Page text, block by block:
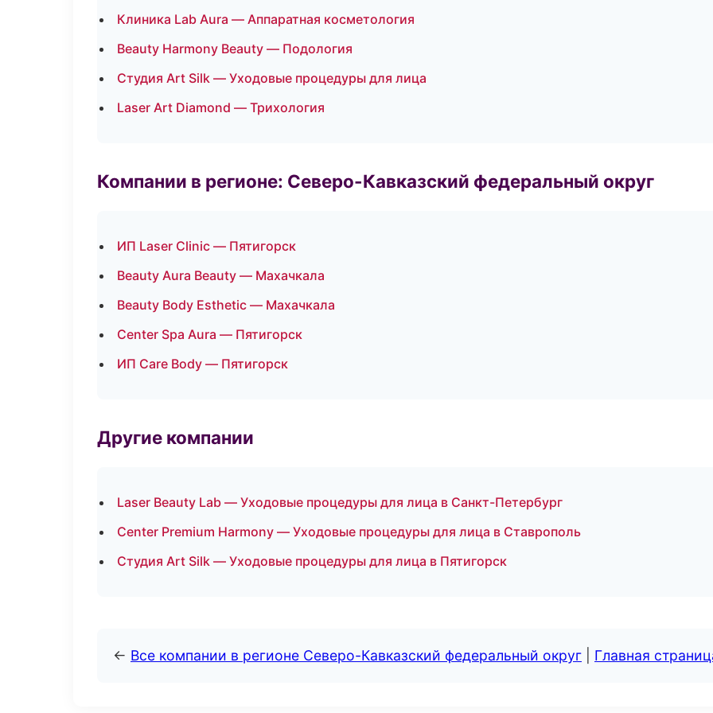
Клиника Lab Aura — Аппаратная косметология
Beauty Harmony Beauty — Подология
Студия Art Silk — Уходовые процедуры для лица
Laser Art Diamond — Трихология
Компании в регионе: Северо-Кавказский федеральный округ
ИП Laser Clinic — Пятигорск
Beauty Aura Beauty — Махачкала
Beauty Body Esthetic — Махачкала
Center Spa Aura — Пятигорск
ИП Care Body — Пятигорск
Другие компании
Laser Beauty Lab — Уходовые процедуры для лица в Санкт-Петербург
Center Premium Harmony — Уходовые процедуры для лица в Ставрополь
Студия Art Silk — Уходовые процедуры для лица в Пятигорск
← Все компании в регионе Северо-Кавказский федеральный округ Главная